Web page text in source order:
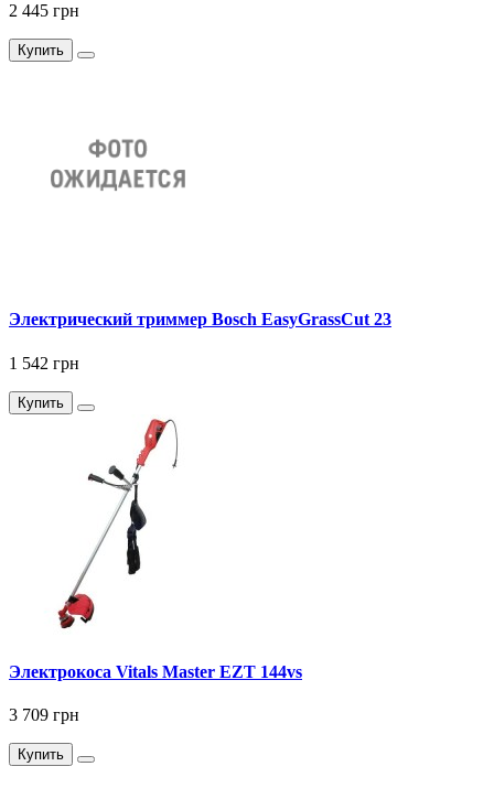
2 445 грн
Купить
Электрический триммер Bosch EasyGrassCut 23
1 542 грн
Купить
Электрокоса Vitals Master EZT 144vs
3 709 грн
Купить